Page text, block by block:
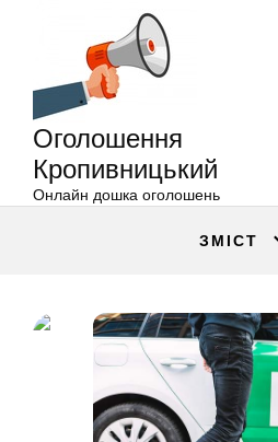
Оголошення
Кропивницький
Онлайн дошка оголошень
ЗМІСТ